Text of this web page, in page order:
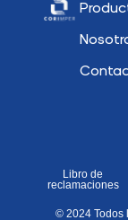
© 2024 Todos
Libro de
reclamaciones